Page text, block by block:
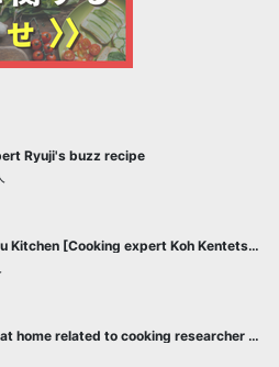
Ryuji's buzz recipe
Kitchen [Cooking expert Koh Kentetsu
home related to cooking researcher /